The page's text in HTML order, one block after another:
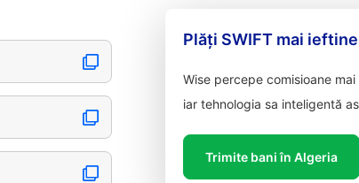
Plăți SWIFT mai
Wise percepe comisioane
iar tehnologia sa inteligentă
Trimite bani în Algeria